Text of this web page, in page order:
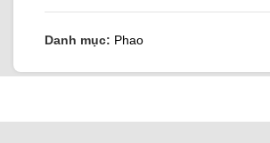
Danh mục: Phao